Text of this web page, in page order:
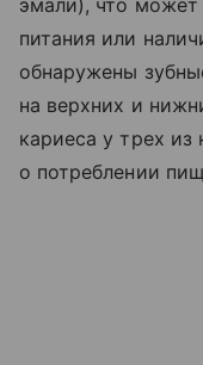
эмали), что может
питания или
обнаружены
на верхних и
кариеса у трех из
о потреблении